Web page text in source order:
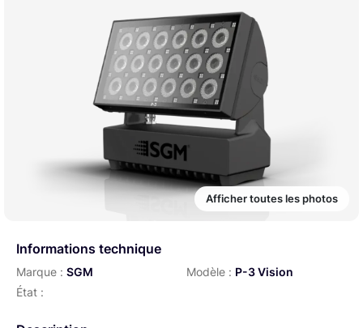
Afficher toutes les photos
Informations technique
Marque : SGM Modèle : P-3 Vision
État :